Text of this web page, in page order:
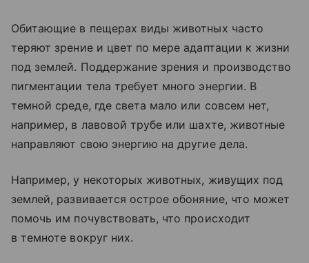
Обитающие в пещерах виды животных часто
теряют зрение и цвет по мере адаптации к жизни
под землей. Поддержание зрения и производство
пигментации тела требует много энергии. В
темной среде, где света мало или совсем нет,
например, в лавовой трубе или шахте, животные
направляют свою энергию на другие дела.
Например, у некоторых животных, живущих под
землей, развивается острое обоняние, что может
помочь им почувствовать, что происходит
в темноте вокруг них.